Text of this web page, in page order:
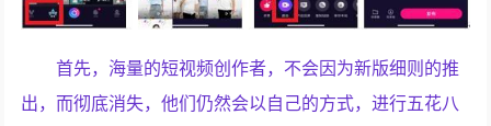
首先，海量的短视频创作者，不会因为新版细则的推
出，而彻底消失，他们仍然会以自己的方式，进行五花八